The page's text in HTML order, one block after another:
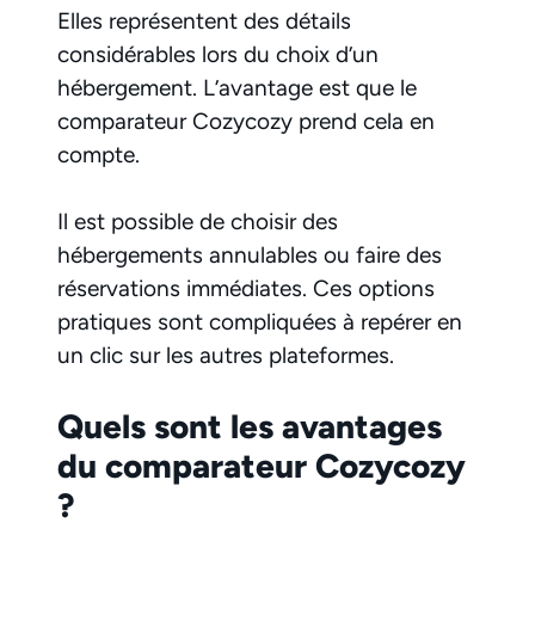
Elles représentent des détails
considérables lors du choix d’un
hébergement. L’avantage est que le
comparateur Cozycozy prend cela en
compte.
Il est possible de choisir des
hébergements annulables ou faire des
réservations immédiates. Ces options
pratiques sont compliquées à repérer en
un clic sur les autres plateformes.
Quels sont les avantages
du comparateur Cozycozy
?